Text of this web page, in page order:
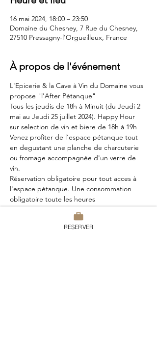
16 mai 2024, 18:00 – 23:50
Domaine du Chesney, 7 Rue du Chesney,
27510 Pressagny-l'Orgueilleux, France
À propos de l'événement
L'Epicerie & la Cave à Vin du Domaine vous
propose "l'After Pétanque"
Tous les jeudis de 18h à Minuit (du Jeudi 2
mai au Jeudi 25 juillet 2024). Happy Hour
sur selection de vin et biere de 18h à 19h
Venez profiter de l'espace pétanque tout
en degustant une planche de charcuterie
ou fromage accompagnée d'un verre de
vin.
Réservation obligatoire pour tout acces à
l'espace pétanque. Une consommation
obligatoire toute les heures
RESERVER